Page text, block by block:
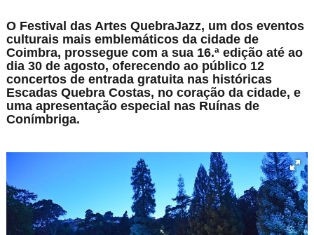
O Festival das Artes QuebraJazz, um dos eventos
culturais mais emblemáticos da cidade de
Coimbra, prossegue com a sua 16.ª edição até ao
dia 30 de agosto, oferecendo ao público 12
concertos de entrada gratuita nas históricas
Escadas Quebra Costas, no coração da cidade, e
uma apresentação especial nas Ruínas de
Conímbriga.